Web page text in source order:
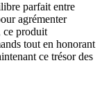
parfait entre
agrémenter
ce produit
tout en honorant
ce trésor des